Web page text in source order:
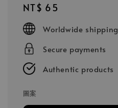
Regular
price
NT$ 65
Worldwide shipping
Secure payments
Authentic products
圖案